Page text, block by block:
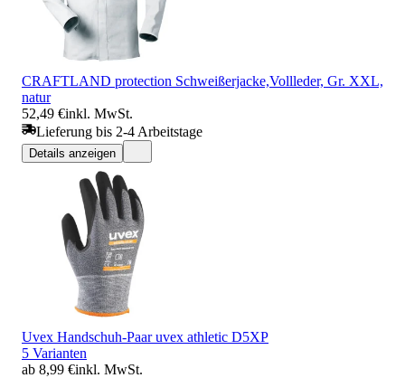
CRAFTLAND protection Schweißerjacke,Vollleder, Gr. XXL,
natur
52,49 €inkl. MwSt.
Lieferung bis 2-4 Arbeitstage
Details anzeigen
Uvex Handschuh-Paar uvex athletic D5XP
5 Varianten
ab 8,99 €inkl. MwSt.